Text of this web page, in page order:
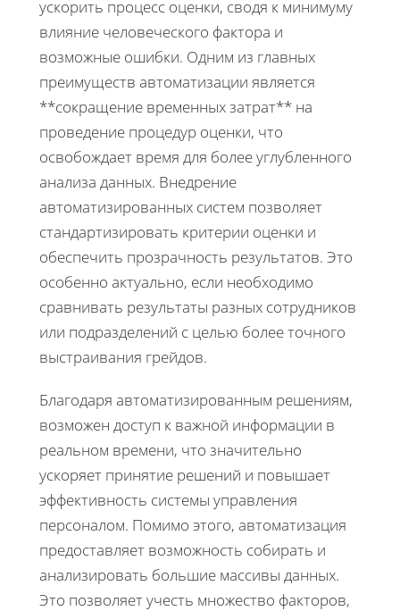
ускорить процесс оценки, сводя к минимуму
влияние человеческого фактора и
возможные ошибки. Одним из главных
преимуществ автоматизации является
**сокращение временных затрат** на
проведение процедур оценки, что
освобождает время для более углубленного
анализа данных. Внедрение
автоматизированных систем позволяет
стандартизировать критерии оценки и
обеспечить прозрачность результатов. Это
особенно актуально, если необходимо
сравнивать результаты разных сотрудников
или подразделений с целью более точного
выстраивания грейдов.
Благодаря автоматизированным решениям,
возможен доступ к важной информации в
реальном времени, что значительно
ускоряет принятие решений и повышает
эффективность системы управления
персоналом. Помимо этого, автоматизация
предоставляет возможность собирать и
анализировать большие массивы данных.
Это позволяет учесть множество факторов,